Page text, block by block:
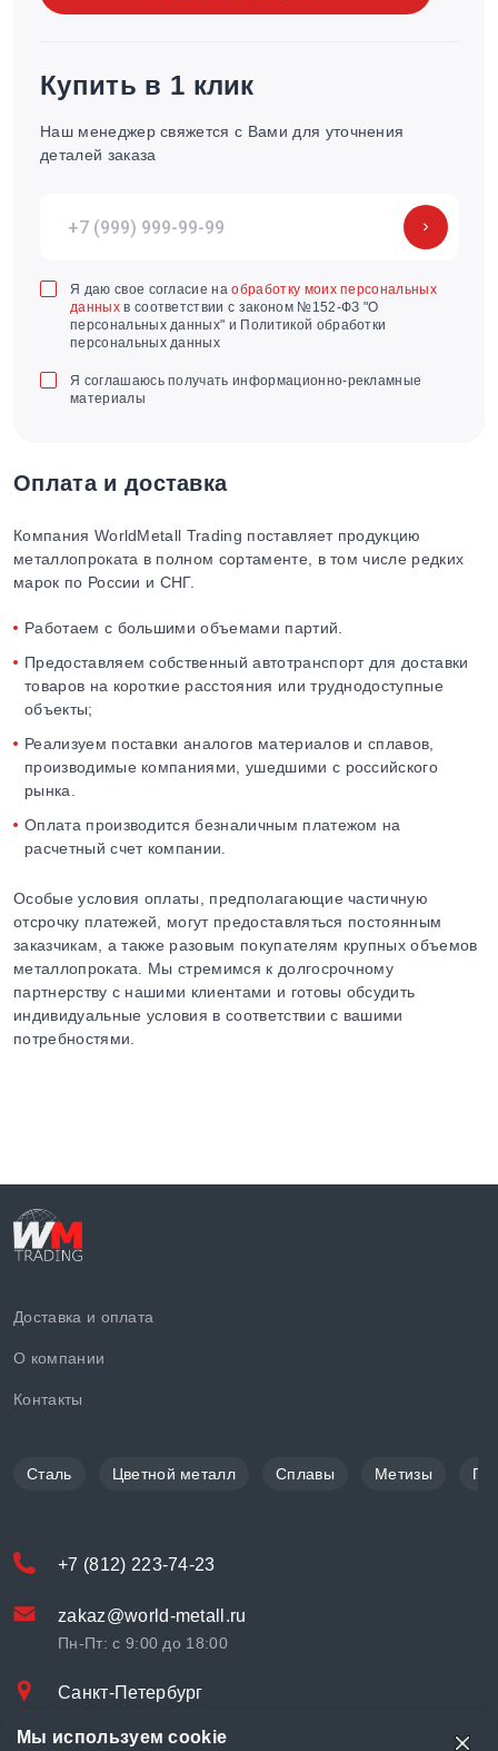
Купить в 1 клик
Наш менеджер свяжется с Вами для уточнения
деталей заказа
Я даю свое согласие наобработку моих персональных
данныхв соответствии с законом №152-ФЗ "О
персональных данных" и Политикой обработки
персональных данных
Я соглашаюсь получать информационно-рекламные
материалы
Оплата и доставка
Компания WorldMetall Trading поставляет продукцию
металлопроката в полном сортаменте, в том числе редких
марок по России и СНГ.
Работаем с большими объемами партий.
Предоставляем собственный автотранспорт для доставки
товаров на короткие расстояния или труднодоступные
объекты;
Реализуем поставки аналогов материалов и сплавов,
производимые компаниями, ушедшими с российского
рынка.
Оплата производится безналичным платежом на
расчетный счет компании.
Особые условия оплаты, предполагающие частичную
отсрочку платежей, могут предоставляться постоянным
заказчикам, а также разовым покупателям крупных объемов
металлопроката. Мы стремимся к долгосрочному
партнерству с нашими клиентами и готовы обсудить
индивидуальные условия в соответствии с вашими
потребностями.
Доставка и оплата
О компании
Контакты
Сталь Цветной металл Сплавы Метизы
+7 (812) 223-74-23
zakaz@world-metall.ru
Пн-Пт: с 9:00 до 18:00
Санкт-Петербург
Мы используем cookie